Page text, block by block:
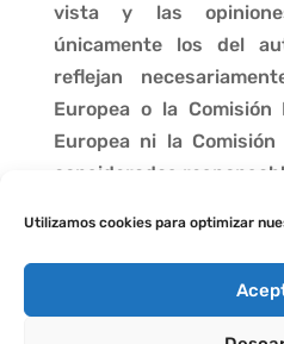
Utilizamos cookies para optimizar
vista y las
únicamente los del
reflejan
Europea o la Comisión
Europea ni la
consideradas